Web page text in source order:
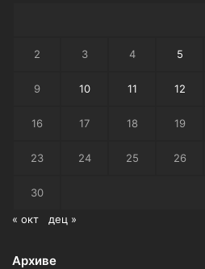
2 3 4 5
9 10 11 12
16 17 18 19
23 24 25 26
30
« окт дец »
Архиве